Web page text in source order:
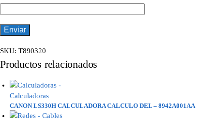
SKU: T890320
Productos relacionados
CANON LS330H CALCULADORA CALCULO DEL – 8942A001AA